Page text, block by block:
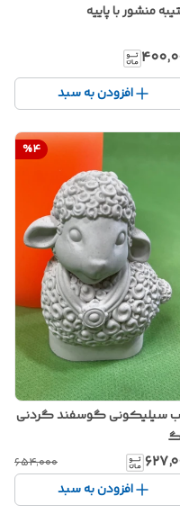
منشور با پاییه
افزودن به سبد
%4
سیلیکونی گوسفند گردنی
۶۵۴٬۰۰۰
افزودن به سبد